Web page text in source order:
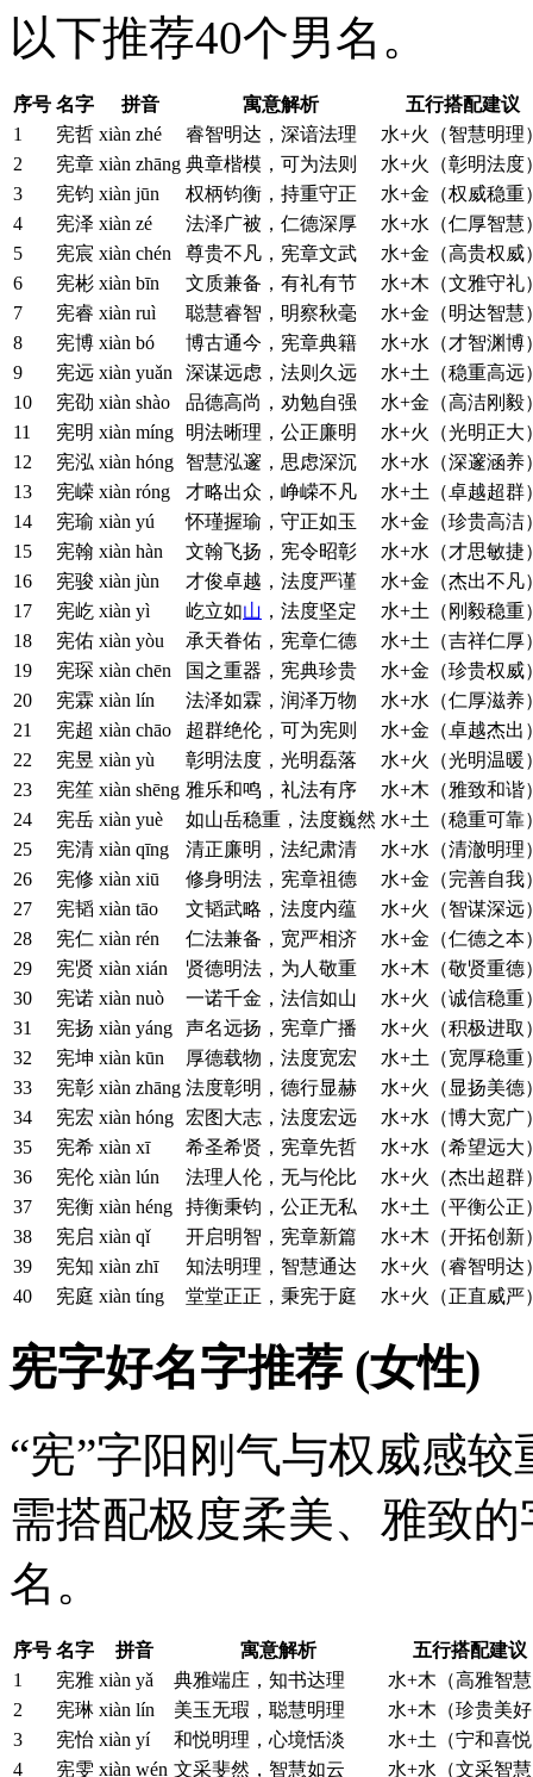
以下推荐40个男名。
序号 名字 拼音 寓意解析
五行搭配建议
1
宪哲 xiàn zhé 睿智明达，深谙法理
水+火（智慧明理
2
宪章 xiàn zhāng 典章楷模，可为法则
水+火（彰明法度
3
宪钧 xiàn jūn 权柄钧衡，持重守正
水+金（权威稳重
4
宪泽 xiàn zé 法泽广被，仁德深厚
水+水（仁厚智慧
5
宪宸 xiàn chén 尊贵不凡，宪章文武
水+金（高贵权威
6
宪彬 xiàn bīn 文质兼备，有礼有节
水+木（文雅守礼
7
宪睿 xiàn ruì 聪慧睿智，明察秋毫
水+金（明达智慧
8
宪博 xiàn bó 博古通今，宪章典籍
水+水（才智渊博
9
宪远 xiàn yuǎn 深谋远虑，法则久远
水+土（稳重高远
10
宪劭 xiàn shào 品德高尚，劝勉自强
水+金（高洁刚毅
11
宪明 xiàn míng 明法晰理，公正廉明
水+火（光明正大
12
宪泓 xiàn hóng 智慧泓邃，思虑深沉
水+水（深邃涵养
13
宪嵘 xiàn róng 才略出众，峥嵘不凡
水+土（卓越超群
14
宪瑜 xiàn yú 怀瑾握瑜，守正如玉
水+金（珍贵高洁
15
宪翰 xiàn hàn 文翰飞扬，宪令昭彰
水+水（才思敏捷
16
宪骏 xiàn jùn 才俊卓越，法度严谨
水+金（杰出不凡
17
宪屹 xiàn yì 屹立如山 ，法度坚定
水+土（刚毅稳重
18
宪佑 xiàn yòu 承天眷佑，宪章仁德
水+土（吉祥仁厚
19
宪琛 xiàn chēn 国之重器，宪典珍贵
水+金（珍贵权威
20
宪霖 xiàn lín 法泽如霖，润泽万物
水+水（仁厚滋养
21
宪超 xiàn chāo 超群绝伦，可为宪则
水+金（卓越杰出
22
宪昱 xiàn yù 彰明法度，光明磊落
水+火（光明温暖
23
宪笙 xiàn shēng 雅乐和鸣，礼法有序
水+木（雅致和谐
24
宪岳 xiàn yuè 如山岳稳重，法度巍然 水+土（稳重可靠
25
宪清 xiàn qīng 清正廉明，法纪肃清
水+水（清澈明理
26
宪修 xiàn xiū 修身明法，宪章祖德
水+金（完善自我
27
宪韬 xiàn tāo 文韬武略，法度内蕴
水+火（智谋深远
28
宪仁 xiàn rén 仁法兼备，宽严相济
水+金（仁德之本
29
宪贤 xiàn xián 贤德明法，为人敬重
水+木（敬贤重德
30
宪诺 xiàn nuò 一诺千金，法信如山
水+火（诚信稳重
31
宪扬 xiàn yáng 声名远扬，宪章广播
水+火（积极进取
32
宪坤 xiàn kūn 厚德载物，法度宽宏
水+土（宽厚稳重
33
宪彰 xiàn zhāng 法度彰明，德行显赫
水+火（显扬美德
34
宪宏 xiàn hóng 宏图大志，法度宏远
水+水（博大宽广
35
宪希 xiàn xī 希圣希贤，宪章先哲
水+水（希望远大
36
宪伦 xiàn lún 法理人伦，无与伦比
水+火（杰出超群
37
宪衡 xiàn héng 持衡秉钧，公正无私
水+土（平衡公正
38
宪启 xiàn qǐ 开启明智，宪章新篇
水+木（开拓创新
39
宪知 xiàn zhī 知法明理，智慧通达
水+火（睿智明达
40
宪庭 xiàn tíng 堂堂正正，秉宪于庭 水+火（正直威严
宪字好名字推荐 (女性)
“宪”字阳刚气与权威感
需搭配极度柔美、雅致
名。
序号 名字 拼音 寓意解析
五行搭配建议
1
宪雅 xiàn yǎ 典雅端庄，知书达理
水+木（高雅智
2
宪琳 xiàn lín 美玉无瑕，聪慧明理
水+木（珍贵美
3
宪怡 xiàn yí 和悦明理，心境恬淡
水+土（宁和喜
4
宪雯 xiàn wén 文采斐然，智慧如云
水+水（文采智